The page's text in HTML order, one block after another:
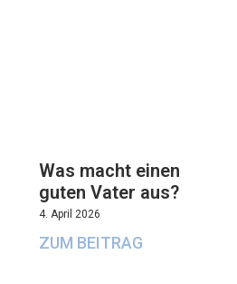
Was macht einen
guten Vater aus?
4. April 2026
ZUM BEITRAG